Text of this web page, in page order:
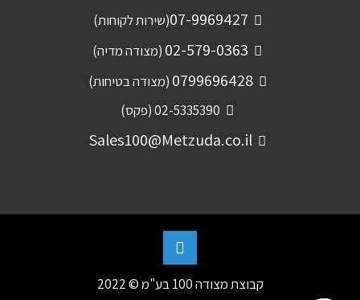
07-9969427(שירות לקוחות)
02-579-0363 (מצודה מדיה)
0799696428 (מצודה בטיחות)
02-5335390 (פקס)
Sales100@Metzuda.co.il
קבוצת מצודה 100 בע"מ © 2022